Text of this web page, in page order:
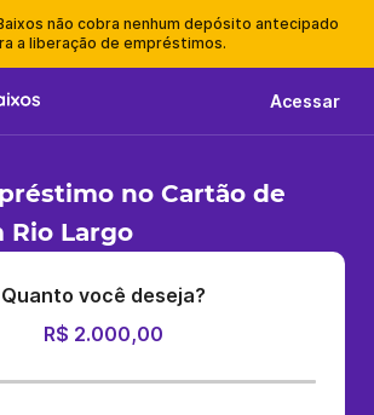
não cobra nenhum depósito antecipado
a liberação de empréstimos.
Acessar
no Cartão de
Rio Largo
Quanto você deseja?
R$ 2.000,00